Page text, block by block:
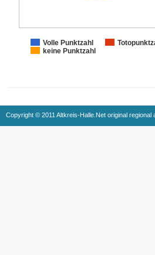
Volle Punktzahl
keine Punktzahl
Copyright © 2011 Altkreis-Halle.Net original